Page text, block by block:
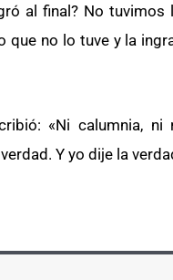
al final? No
que no lo tuve y la
«Ni calumnia, ni
Y yo dije la